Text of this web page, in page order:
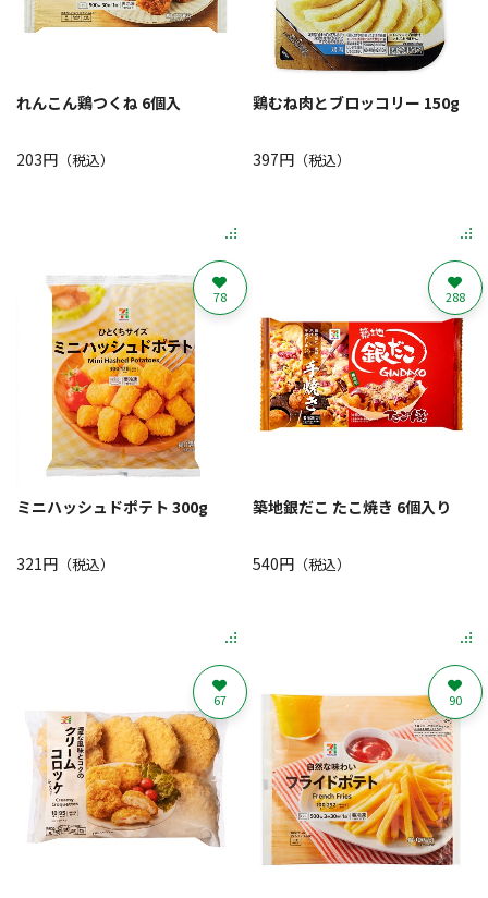
れんこん鶏つくね 6個入
203円 （税込）
鶏むね肉とブロッコリー 150g
397円（税込）
ミニハッシュドポテト 300g
321円 （税込）
78
築地銀だこ たこ焼き 6個入り
540円（税込）
288
67 90